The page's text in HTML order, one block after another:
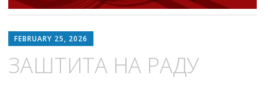
to
FEBRUARY 25, 2026
ЗАШТИТА НА РАДУ